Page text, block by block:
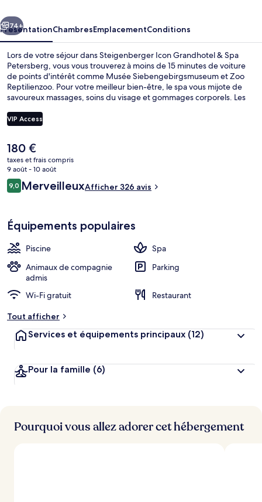
Spa
Petersberg
Suivant
74+
PrésentationChambresEmplacementConditions
Lors de votre séjour dans Steigenberger Icon Grandhotel & Spa
Petersberg, vous vous trouverez à moins de 15 minutes de voiture
de points d'intérêt comme Musée Siebengebirgsmuseum et Zoo
Reptilienzoo. Pour votre meilleur bien-être, le spa vous mijote de
savoureux massages, soins du visage et gommages corporels. Les
servies dans l'établissement Bill's Restaurant & Grill, qui est ouvert
au moment du dîner. Cet hôtel de luxe vous fait également profiter
VIP Access
Le
prix
actuel
est
de
180 €
taxes et frais compris
9 août - 10 août
Avis
voyageurs
9,09,0 sur 10
MerveilleuxAfficher 326 avis
Équipements populaires
Piscine
Spa
Animaux de compagnie
admis
Parking
Wi-Fi gratuit
Restaurant
Tout afficher
Services et équipements principaux (12)
Pour la famille (6)
Pourquoi vous allez adorer cet hébergement